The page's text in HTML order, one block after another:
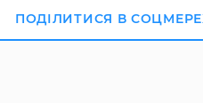
ПОДІЛИТИСЯ В